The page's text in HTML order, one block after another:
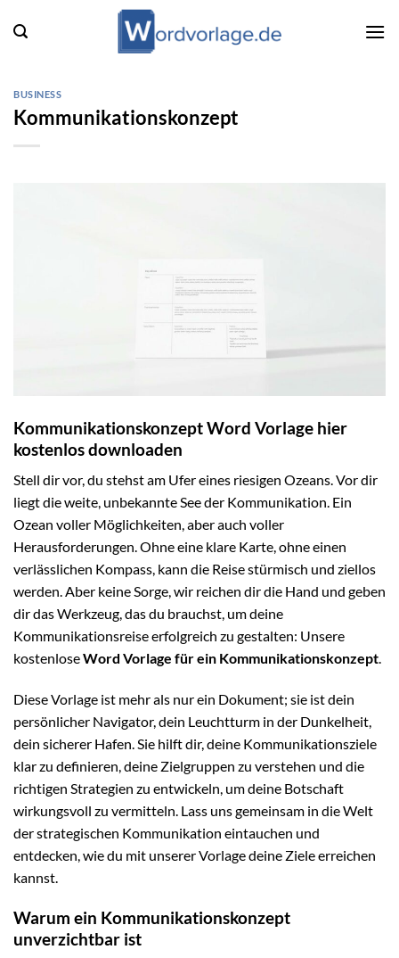
Inhalt
BUSINESS
Kommunikationskonzept
Kommunikationskonzept Word Vorlage hier
kostenlos downloaden
Stell dir vor, du stehst am Ufer eines riesigen Ozeans. Vor dir
liegt die weite, unbekannte See der Kommunikation. Ein
Ozean voller Möglichkeiten, aber auch voller
Herausforderungen. Ohne eine klare Karte, ohne einen
verlässlichen Kompass, kann die Reise stürmisch und ziellos
werden. Aber keine Sorge, wir reichen dir die Hand und geben
dir das Werkzeug, das du brauchst, um deine
Kommunikationsreise erfolgreich zu gestalten: Unsere
kostenloseWord Vorlage für ein Kommunikationskonzept.
Diese Vorlage ist mehr als nur ein Dokument; sie ist dein
persönlicher Navigator, dein Leuchtturm in der Dunkelheit,
dein sicherer Hafen. Sie hilft dir, deine Kommunikationsziele
klar zu definieren, deine Zielgruppen zu verstehen und die
richtigen Strategien zu entwickeln, um deine Botschaft
wirkungsvoll zu vermitteln. Lass uns gemeinsam in die Welt
der strategischen Kommunikation eintauchen und
entdecken, wie du mit unserer Vorlage deine Ziele erreichen
kannst.
Warum ein Kommunikationskonzept
unverzichtbar ist